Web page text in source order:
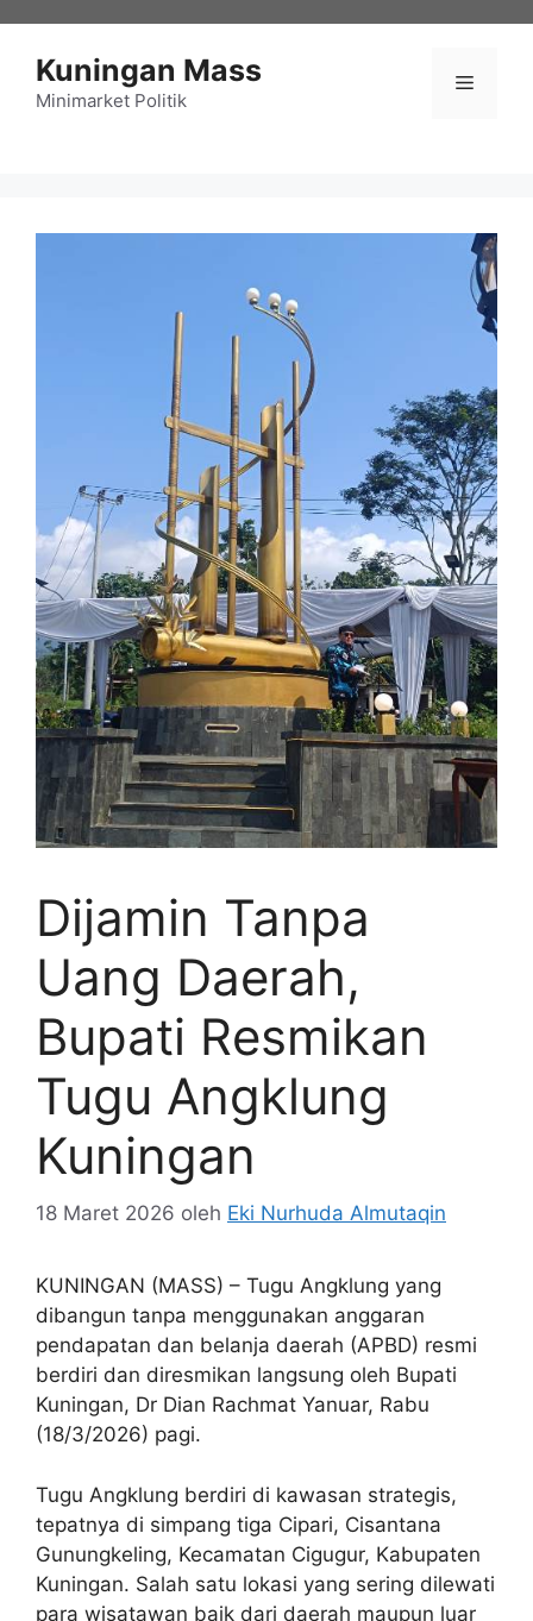
Kuningan Mass
Minimarket Politik
Menu
Dijamin Tanpa
Uang Daerah,
Bupati Resmikan
Tugu Angklung
Kuningan
18 Maret 2026 oleh Eki Nurhuda Almutaqin
KUNINGAN (MASS) – Tugu Angklung yang
dibangun tanpa menggunakan anggaran
pendapatan dan belanja daerah (APBD) resmi
berdiri dan diresmikan langsung oleh Bupati
Kuningan, Dr Dian Rachmat Yanuar, Rabu
(18/3/2026) pagi.
Tugu Angklung berdiri di kawasan strategis,
tepatnya di simpang tiga Cipari, Cisantana
Gunungkeling, Kecamatan Cigugur, Kabupaten
Kuningan. Salah satu lokasi yang sering dilewati
para wisatawan baik dari daerah maupun luar